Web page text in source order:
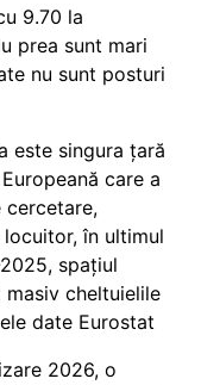
9.70 la
prea sunt mari
nu sunt posturi
este singura țară
care a
cercetare,
în ultimul
spațiul
cheltuielile
date Eurostat
2026, o